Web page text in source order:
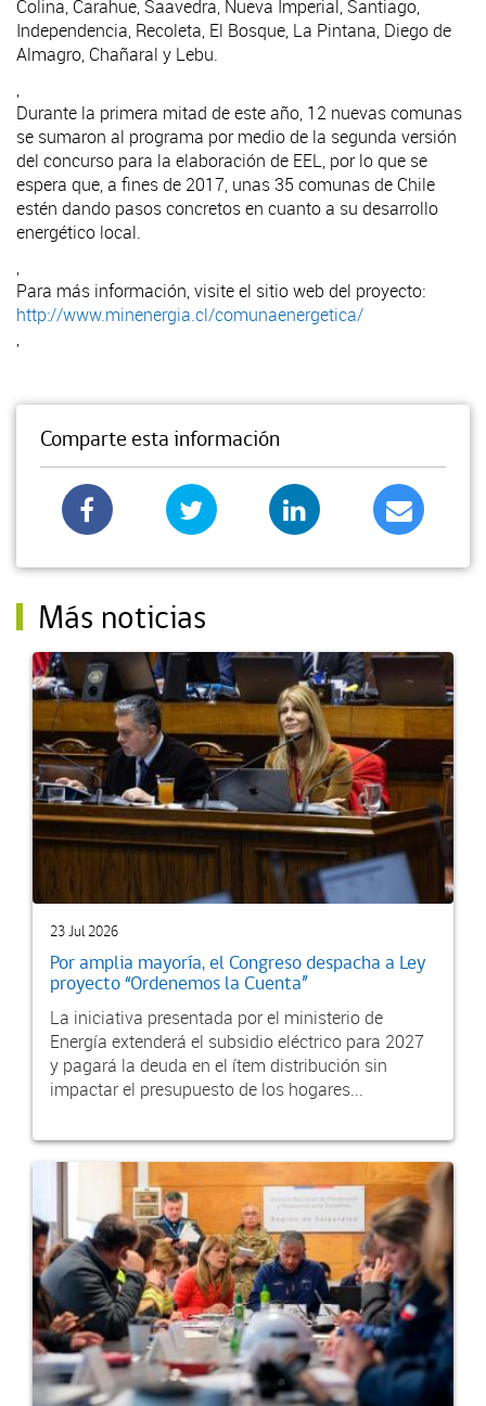
Colina, Carahue, Saavedra, Nueva Imperial, Santiago,
Independencia, Recoleta, El Bosque, La Pintana, Diego de
Almagro, Chañaral y Lebu.
,
Durante la primera mitad de este año, 12 nuevas comunas
se sumaron al programa por medio de la segunda versión
del concurso para la elaboración de EEL, por lo que se
espera que, a fines de 2017, unas 35 comunas de Chile
estén dando pasos concretos en cuanto a su desarrollo
energético local.
,
Para más información, visite el sitio web del proyecto:
http://www.minenergia.cl/comunaenergetica/
,
Comparte esta información
Más noticias
23 Jul 2026
Por amplia mayoría, el Congreso despacha a Ley
proyecto “Ordenemos la Cuenta”
La iniciativa presentada por el ministerio de
Energía extenderá el subsidio eléctrico para 2027
y pagará la deuda en el ítem distribución sin
impactar el presupuesto de los hogares...